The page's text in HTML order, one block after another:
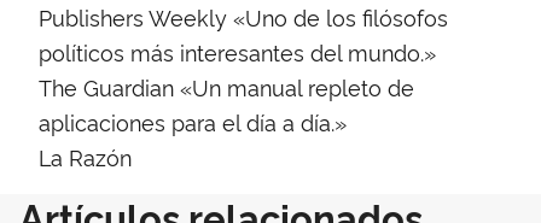
Publishers Weekly «Uno de los filósofos
políticos más interesantes del mundo.»
The Guardian «Un manual repleto de
aplicaciones para el día a día.»
La Razón